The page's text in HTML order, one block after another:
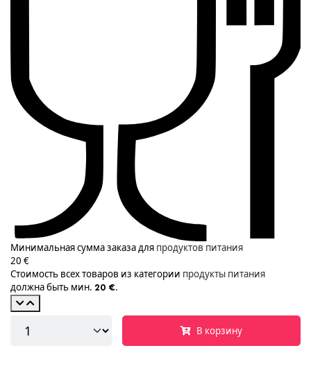
Минимальная сумма заказа для продуктов питания
20 €
Стоимость всех товаров из категории продукты питания
должна быть мин. 20 €.
В корзину